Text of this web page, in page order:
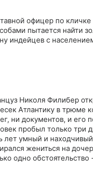
офицер по
пытается найти
индейцев с
Николя Филибер
Атлантику в трюме
ни документов, и его
пробыл только три
лет умный и
жениться на
одно